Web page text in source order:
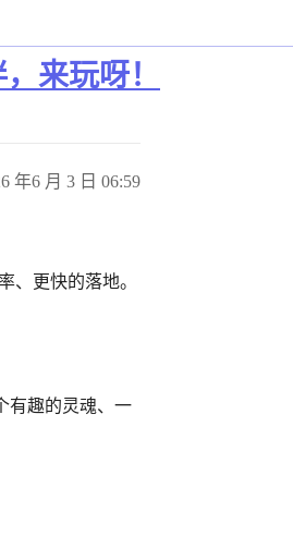
来玩呀！
年6 月 3 日 06:59
、更快的落地。
有趣的灵魂、一